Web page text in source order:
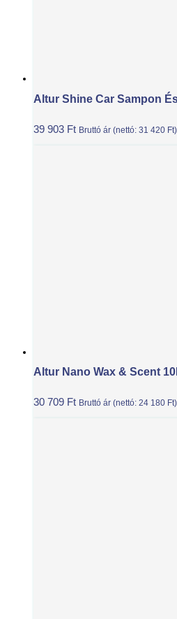
Altur Shine Car Sampon
39 903 Ft Bruttó ár (nettó: 31 420 Ft)
Altur Nano Wax & Scent
30 709 Ft Bruttó ár (nettó: 24 180 Ft)